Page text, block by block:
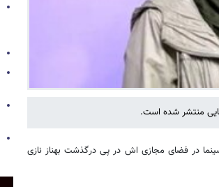
منتشر شده است.
سینما در فضای مجازی اش در پی درگذشت بهناز نازی